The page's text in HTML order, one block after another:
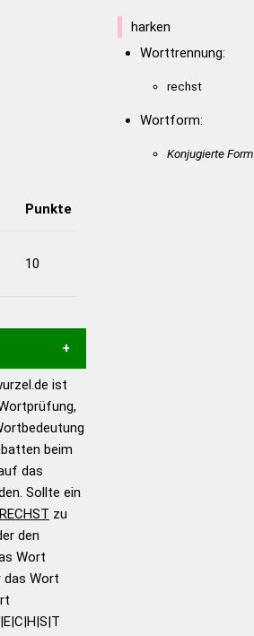
Punkte
10
zu
um die
zu
in 12
gutes
ist
beim
das
Sollte ein
RECHST zu
den
Wort
das Wort
harken
Worttrennung:
rechst
Wortform:
Konjugierte Form